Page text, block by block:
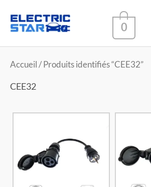
0
Accueil / Produits identifiés “CEE32”
CEE32